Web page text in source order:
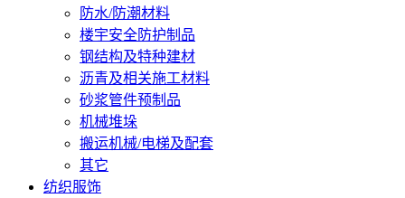
防水/防潮材料
楼宇安全防护制品
钢结构及特种建材
沥青及相关施工材料
砂浆管件预制品
机械堆垛
搬运机械/电梯及配套
其它
纺织服饰